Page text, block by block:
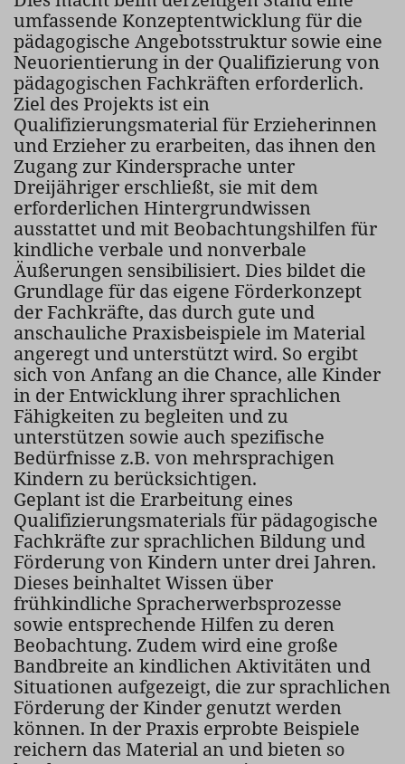
umfassende Konzeptentwicklung für die
pädagogische Angebotsstruktur sowie eine
Neuorientierung in der Qualifizierung von
pädagogischen Fachkräften erforderlich.
Ziel des Projekts ist ein
Qualifizierungsmaterial für Erzieherinnen
und Erzieher zu erarbeiten, das ihnen den
Zugang zur Kindersprache unter
Dreijähriger erschließt, sie mit dem
erforderlichen Hintergrundwissen
ausstattet und mit Beobachtungshilfen für
kindliche verbale und nonverbale
Äußerungen sensibilisiert. Dies bildet die
Grundlage für das eigene Förderkonzept
der Fachkräfte, das durch gute und
anschauliche Praxisbeispiele im Material
angeregt und unterstützt wird. So ergibt
sich von Anfang an die Chance, alle Kinder
in der Entwicklung ihrer sprachlichen
Fähigkeiten zu begleiten und zu
unterstützen sowie auch spezifische
Bedürfnisse z.B. von mehrsprachigen
Kindern zu berücksichtigen.
Geplant ist die Erarbeitung eines
Qualifizierungsmaterials für pädagogische
Fachkräfte zur sprachlichen Bildung und
Förderung von Kindern unter drei Jahren.
Dieses beinhaltet Wissen über
frühkindliche Spracherwerbsprozesse
sowie entsprechende Hilfen zu deren
Beobachtung. Zudem wird eine große
Bandbreite an kindlichen Aktivitäten und
Situationen aufgezeigt, die zur sprachlichen
Förderung der Kinder genutzt werden
können. In der Praxis erprobte Beispiele
reichern das Material an und bieten so